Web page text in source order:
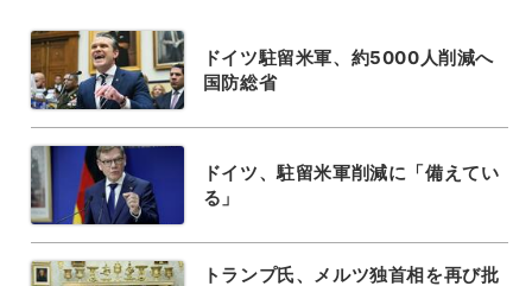
ドイツ駐留米軍、約5000人削減へ
国防総省
ドイツ、駐留米軍削減に「備えてい
る」
トランプ氏、メルツ独首相を再び批